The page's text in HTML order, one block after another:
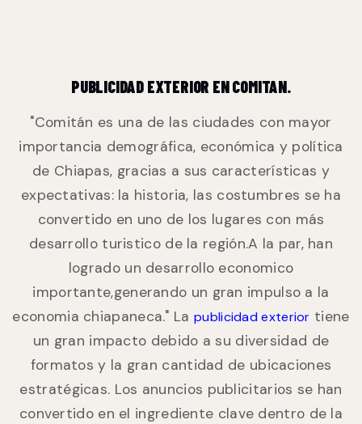
PUBLICIDAD EXTERIOR EN COMITAN.
"Comitán es una de las ciudades con mayor
importancia demográfica, económica y política
de Chiapas, gracias a sus características y
expectativas: la historia, las costumbres se ha
convertido en uno de los lugares con más
desarrollo turistico de la región.A la par, han
logrado un desarrollo economico
importante,generando un gran impulso a la
economia chiapaneca." La publicidad exterior tiene
un gran impacto debido a su diversidad de
formatos y la gran cantidad de ubicaciones
estratégicas. Los anuncios publicitarios se han
convertido en el ingrediente clave dentro de la